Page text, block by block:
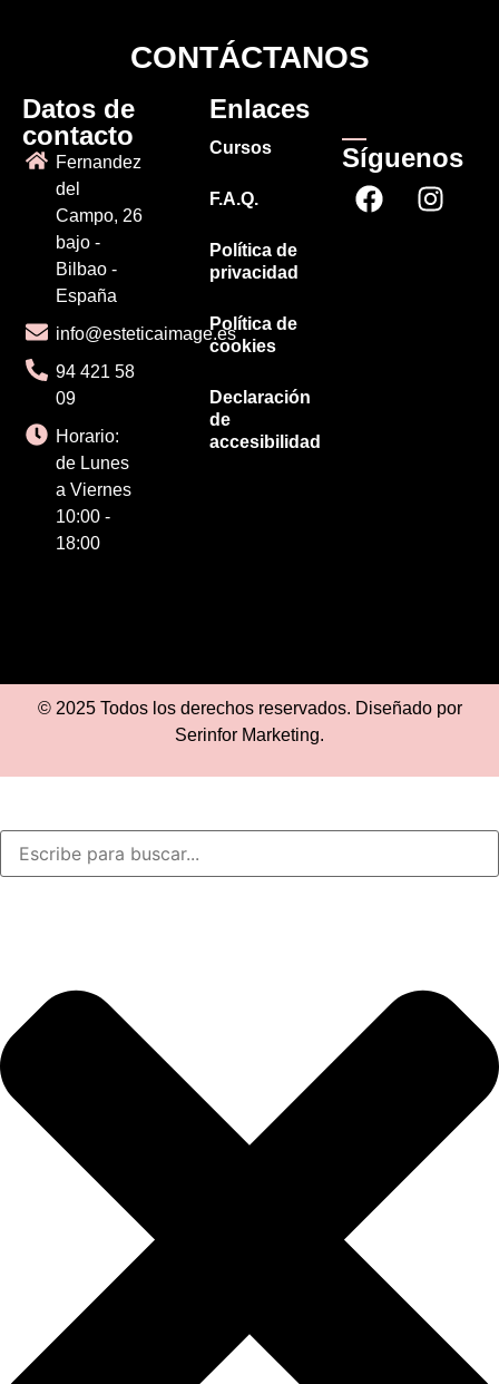
CONTÁCTANOS
Datos de
contacto
Fernandez
del
Campo, 26
bajo -
Bilbao -
España
info@esteticaimage.es
94 421 58
09
Horario:
de Lunes
a Viernes
10:00 -
18:00
Enlaces
Cursos
F.A.Q.
Política de
privacidad
Política de
cookies
Declaración
de
accesibilidad
Síguenos
© 2025 Todos los derechos reservados. Diseñado por
Serinfor Marketing.